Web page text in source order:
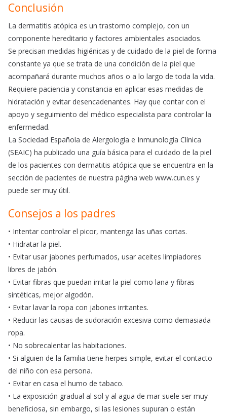
Conclusión
La dermatitis atópica es un trastorno complejo, con un
componente hereditario y factores ambientales asociados.
Se precisan medidas higiénicas y de cuidado de la piel de forma
constante ya que se trata de una condición de la piel que
acompañará durante muchos años o a lo largo de toda la vida.
Requiere paciencia y constancia en aplicar esas medidas de
hidratación y evitar desencadenantes. Hay que contar con el
apoyo y seguimiento del médico especialista para controlar la
enfermedad.
La Sociedad Española de Alergología e Inmunología Clínica
(SEAIC) ha publicado una guía básica para el cuidado de la piel
de los pacientes con dermatitis atópica que se encuentra en la
sección de pacientes de nuestra página web www.cun.es y
puede ser muy útil.
Consejos a los padres
• Intentar controlar el picor, mantenga las uñas cortas.
• Hidratar la piel.
• Evitar usar jabones perfumados, usar aceites limpiadores
libres de jabón.
• Evitar fibras que puedan irritar la piel como lana y fibras
sintéticas, mejor algodón.
• Evitar lavar la ropa con jabones irritantes.
• Reducir las causas de sudoración excesiva como demasiada
ropa.
• No sobrecalentar las habitaciones.
• Si alguien de la familia tiene herpes simple, evitar el contacto
del niño con esa persona.
• Evitar en casa el humo de tabaco.
• La exposición gradual al sol y al agua de mar suele ser muy
beneficiosa, sin embargo, si las lesiones supuran o están